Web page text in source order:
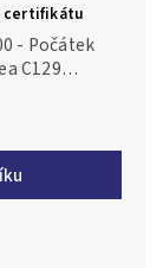
certifikátu
- Počátek
C129
31 mm